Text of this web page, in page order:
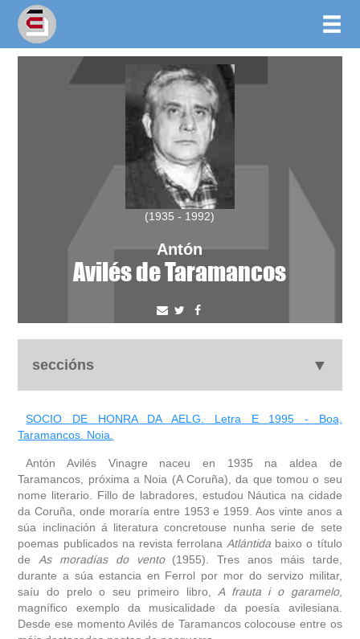
(1935 - 1992)
Antón
Avilés de Taramancos
seccións
biografía
fototeca
outros docs
SOCIO DE HONRA DA AELG. Letra E 1995 - Boa,
Taramancos. Noia.
Antón Avilés Vinagre naceu en 1935 na aldea de
Taramancos, próxima a Noia (A Coruña), da que tomou o seu
nome literario. Fillo de labradores, estudou Náutica na cidade
da Coruña, onde moraría entre 1953 e 1959. Aos vinte anos a
súa inclinación á literatura concretouse nunha serie de sete
poemas publicados na revista ferrolana Atlántida baixo o título
de As moradías do vento(1955). Tres anos máis tarde,
durante a súa estancia en Ferrol por mor do servizo militar,
saíu do prelo o seu primeiro libro, A frauta i o garamelo,
magnífico exemplo da musicalidade da poesía avilesiana.
Desde ese momento Avilés de Taramancos colocouse entre os